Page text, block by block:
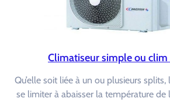
Climatiseur simple ou clim
Qu’elle soit liée à un ou plusieurs
se limiter à abaisser la température de